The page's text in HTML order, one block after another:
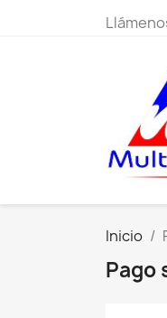
Inicio
Pago